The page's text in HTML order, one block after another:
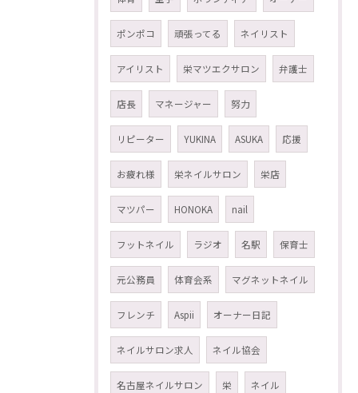
ポンポコ 頑張ってる ネイリスト
アイリスト 栄マツエクサロン 弁護士
店長 マネージャー 努力
リピーター YUKINA ASUKA 応援
お疲れ様 栄ネイルサロン 栄店
マツパー HONOKA nail
フットネイル ラジオ 名駅 保育士
元公務員 体育会系 マグネットネイル
フレンチ Aspii オーナー日記
ネイルサロン求人 ネイル協会
名古屋ネイルサロン 栄 ネイル